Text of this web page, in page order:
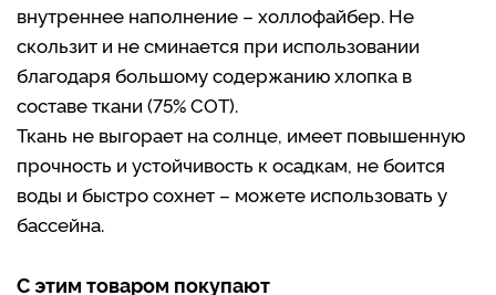
внутреннее наполнение – холлофайбер. Не
скользит и не сминается при использовании
благодаря большому содержанию хлопка в
составе ткани (75% COT).
Ткань не выгорает на солнце, имеет повышенную
прочность и устойчивость к осадкам, не боится
воды и быстро сохнет – можете использовать у
бассейна.
С этим товаром покупают